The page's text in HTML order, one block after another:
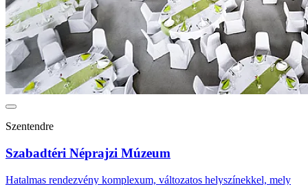
Szentendre
Szabadtéri Néprajzi Múzeum
Hatalmas rendezvény komplexum, változatos helyszínekkel, mely